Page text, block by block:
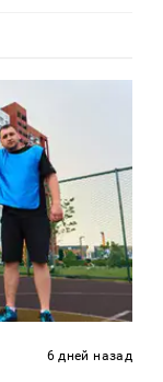
6 дней назад